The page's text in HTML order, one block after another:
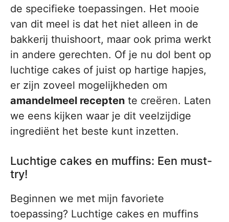
de specifieke toepassingen. Het mooie
van dit meel is dat het niet alleen in de
bakkerij thuishoort, maar ook prima werkt
in andere gerechten. Of je nu dol bent op
luchtige cakes of juist op hartige hapjes,
er zijn zoveel mogelijkheden om
amandelmeel recepten te creëren. Laten
we eens kijken waar je dit veelzijdige
ingrediënt het beste kunt inzetten.
Luchtige cakes en muffins: Een must-
try!
Beginnen we met mijn favoriete
toepassing? Luchtige cakes en muffins